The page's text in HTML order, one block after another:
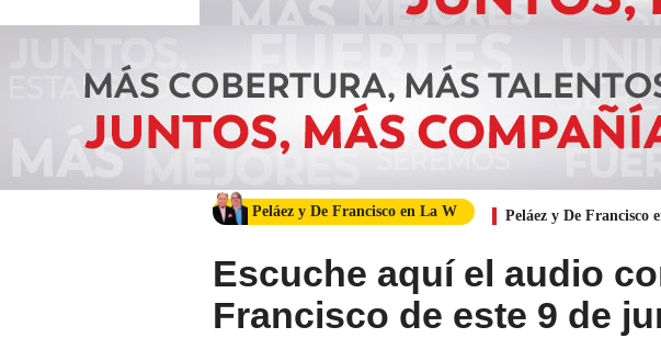
Peláez y De Francisco en La W Peláez y De Francisco
Escuche aquí el audio
Francisco de este 9 de